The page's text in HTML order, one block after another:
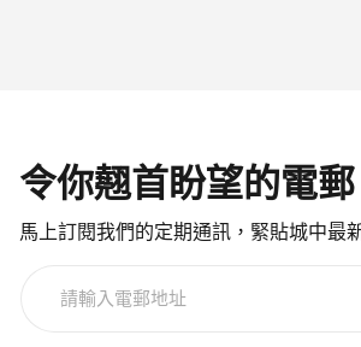
令你翹首盼望的電郵
馬上訂閱我們的定期通訊，緊貼城中最